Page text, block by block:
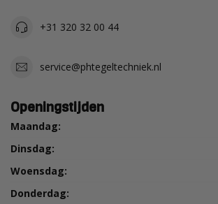
+31 320 32 00 44
service@phtegeltechniek.nl
Openingstijden
Maandag:
Dinsdag:
Woensdag:
Donderdag: